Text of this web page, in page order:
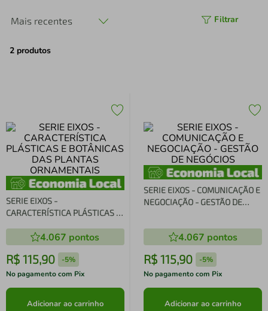
Mais recentes Filtrar
2 produtos
SERIE EIXOS -
CARACTERÍSTICA PLÁSTICAS E
ORNAMENTAIS
4.067 pontos
R$ 115,90 -5%
No pagamento com Pix
Adicionar ao carrinho
SERIE EIXOS - COMUNICAÇÃO E
NEGOCIAÇÃO - GESTÃO DE
4.067 pontos
R$ 115,90 -5%
No pagamento com Pix
Adicionar ao carrinho
perfume
4º air fryer